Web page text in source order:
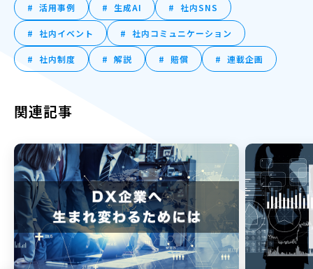
活用事例 生成AI 社内SNS
社内イベント 社内コミュニケーション
社内制度 解説 賠償 連載企画
関連記事